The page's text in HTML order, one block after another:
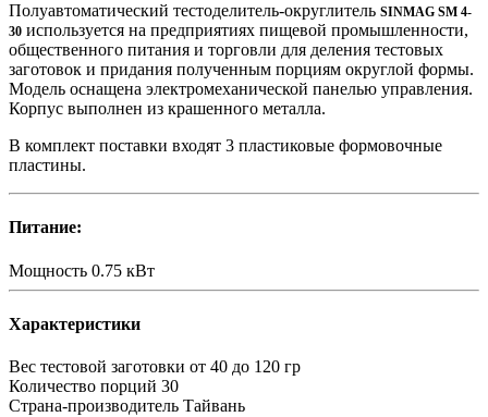
Полуавтоматический тестоделитель-округлитель SINMAG SМ 4-
30 используется на предприятиях пищевой промышленности,
общественного питания и торговли для деления тестовых
заготовок и придания полученным порциям округлой формы.
Модель оснащена электромеханической панелью управления.
Корпус выполнен из крашенного металла.
В комплект поставки входят 3 пластиковые формовочные
пластины.
Питание:
Мощность 0.75 кВт
Характеристики
Вес тестовой заготовки от 40 до 120 гр
Количество порций 30
Страна-производитель Тайвань